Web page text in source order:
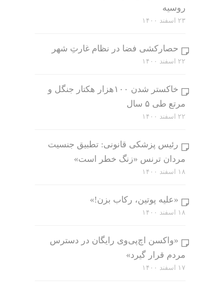
روسیه
۲۳ اسفند ۱۴۰۰
حصارکشی فضا در نظام غارتِ شهر
۲۲ اسفند ۱۴۰۰
خاکستر شدن ۱۰۰هزار هکتار جنگل و
مرتع طی ۵ سال
۲۲ اسفند ۱۴۰۰
رئیس پزشکی قانونی: تطبیق جنسیت
مردان ترنس «زنگ خطر است»
۱۸ اسفند ۱۴۰۰
«علیه پوتین، رکاب بزن!»
۱۸ اسفند ۱۴۰۰
«واکسن اچ‌پی‌وی رایگان در دسترس
مردم قرار گیرد»
۱۷ اسفند ۱۴۰۰